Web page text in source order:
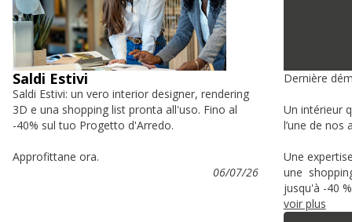
Saldi Estivi
Saldi Estivi: un vero interior designer, rendering
3D e una shopping list pronta all'uso. Fino al
-40% sul tuo Progetto d'Arredo.
Approfittane ora.
06/07/26
Dernière
Un intérieur
l’une de nos
Une
une
jusqu'à -40
voir plus